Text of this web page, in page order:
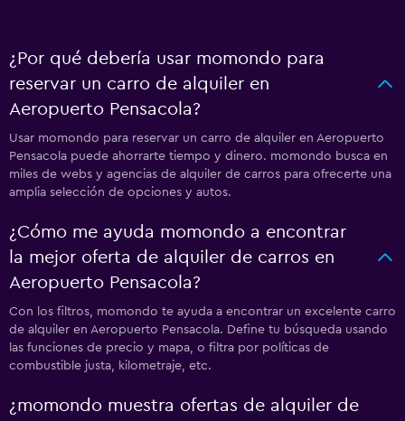
¿Por qué debería usar momondo para
reservar un carro de alquiler en
Aeropuerto Pensacola?
Usar momondo para reservar un carro de alquiler en Aeropuerto
Pensacola puede ahorrarte tiempo y dinero. momondo busca en
miles de webs y agencias de alquiler de carros para ofrecerte una
amplia selección de opciones y autos.
¿Cómo me ayuda momondo a encontrar
la mejor oferta de alquiler de carros en
Aeropuerto Pensacola?
Con los filtros, momondo te ayuda a encontrar un excelente carro
de alquiler en Aeropuerto Pensacola. Define tu búsqueda usando
las funciones de precio y mapa, o filtra por políticas de
combustible justa, kilometraje, etc.
¿momondo muestra ofertas de alquiler de